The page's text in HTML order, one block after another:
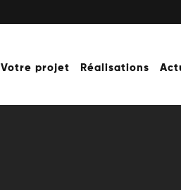
Votre projet Réalisations